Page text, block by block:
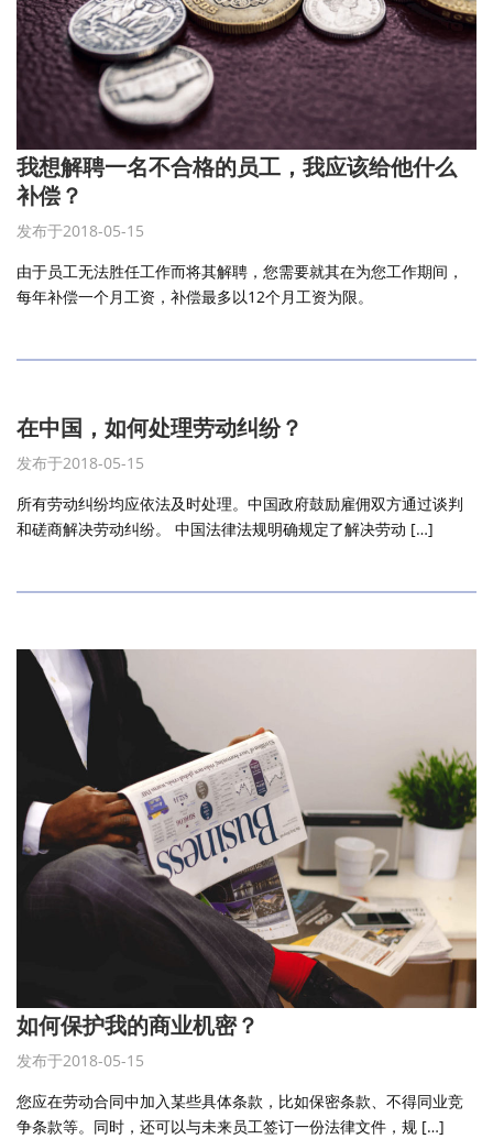
我想解聘一名不合格的员工，我应该给他什么
补偿？
发布于2018-05-15
由于员工无法胜任工作而将其解聘，您需要就其在为您工作期间，
每年补偿一个月工资，补偿最多以12个月工资为限。
在中国，如何处理劳动纠纷？
发布于2018-05-15
所有劳动纠纷均应依法及时处理。中国政府鼓励雇佣双方通过谈判
和磋商解决劳动纠纷。 中国法律法规明确规定了解决劳动 […]
如何保护我的商业机密？
发布于2018-05-15
您应在劳动合同中加入某些具体条款，比如保密条款、不得同业竞
争条款等。同时，还可以与未来员工签订一份法律文件，规 […]